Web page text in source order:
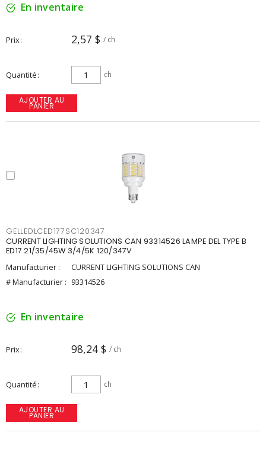
En inventaire
Prix 2,57 $ / ch
Quantité ch
AJOUTER AU
PANIER
GELLEDLCED177SC120347
CURRENT LIGHTING SOLUTIONS CAN 93314526 LAMPE DEL TYPE B
ED17 21/35/45W 3/4/5K 120/347V
Manufacturier :
CURRENT LIGHTING SOLUTIONS CAN
# Manufacturier : 93314526
En inventaire
Prix 98,24 $ / ch
Quantité ch
AJOUTER AU
PANIER